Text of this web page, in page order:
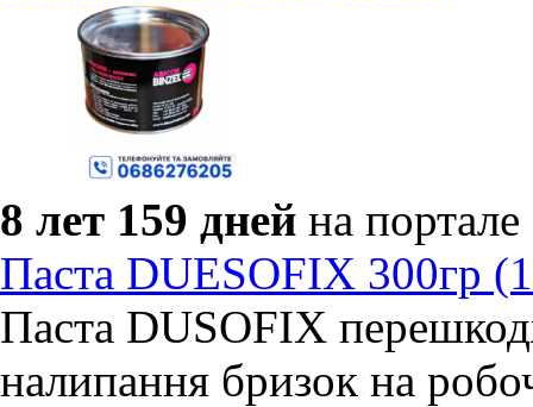
8 лет 159 дней на портале
Паста DUESOFIX 300гр
Паста DUSOFIX
налипання бризок на